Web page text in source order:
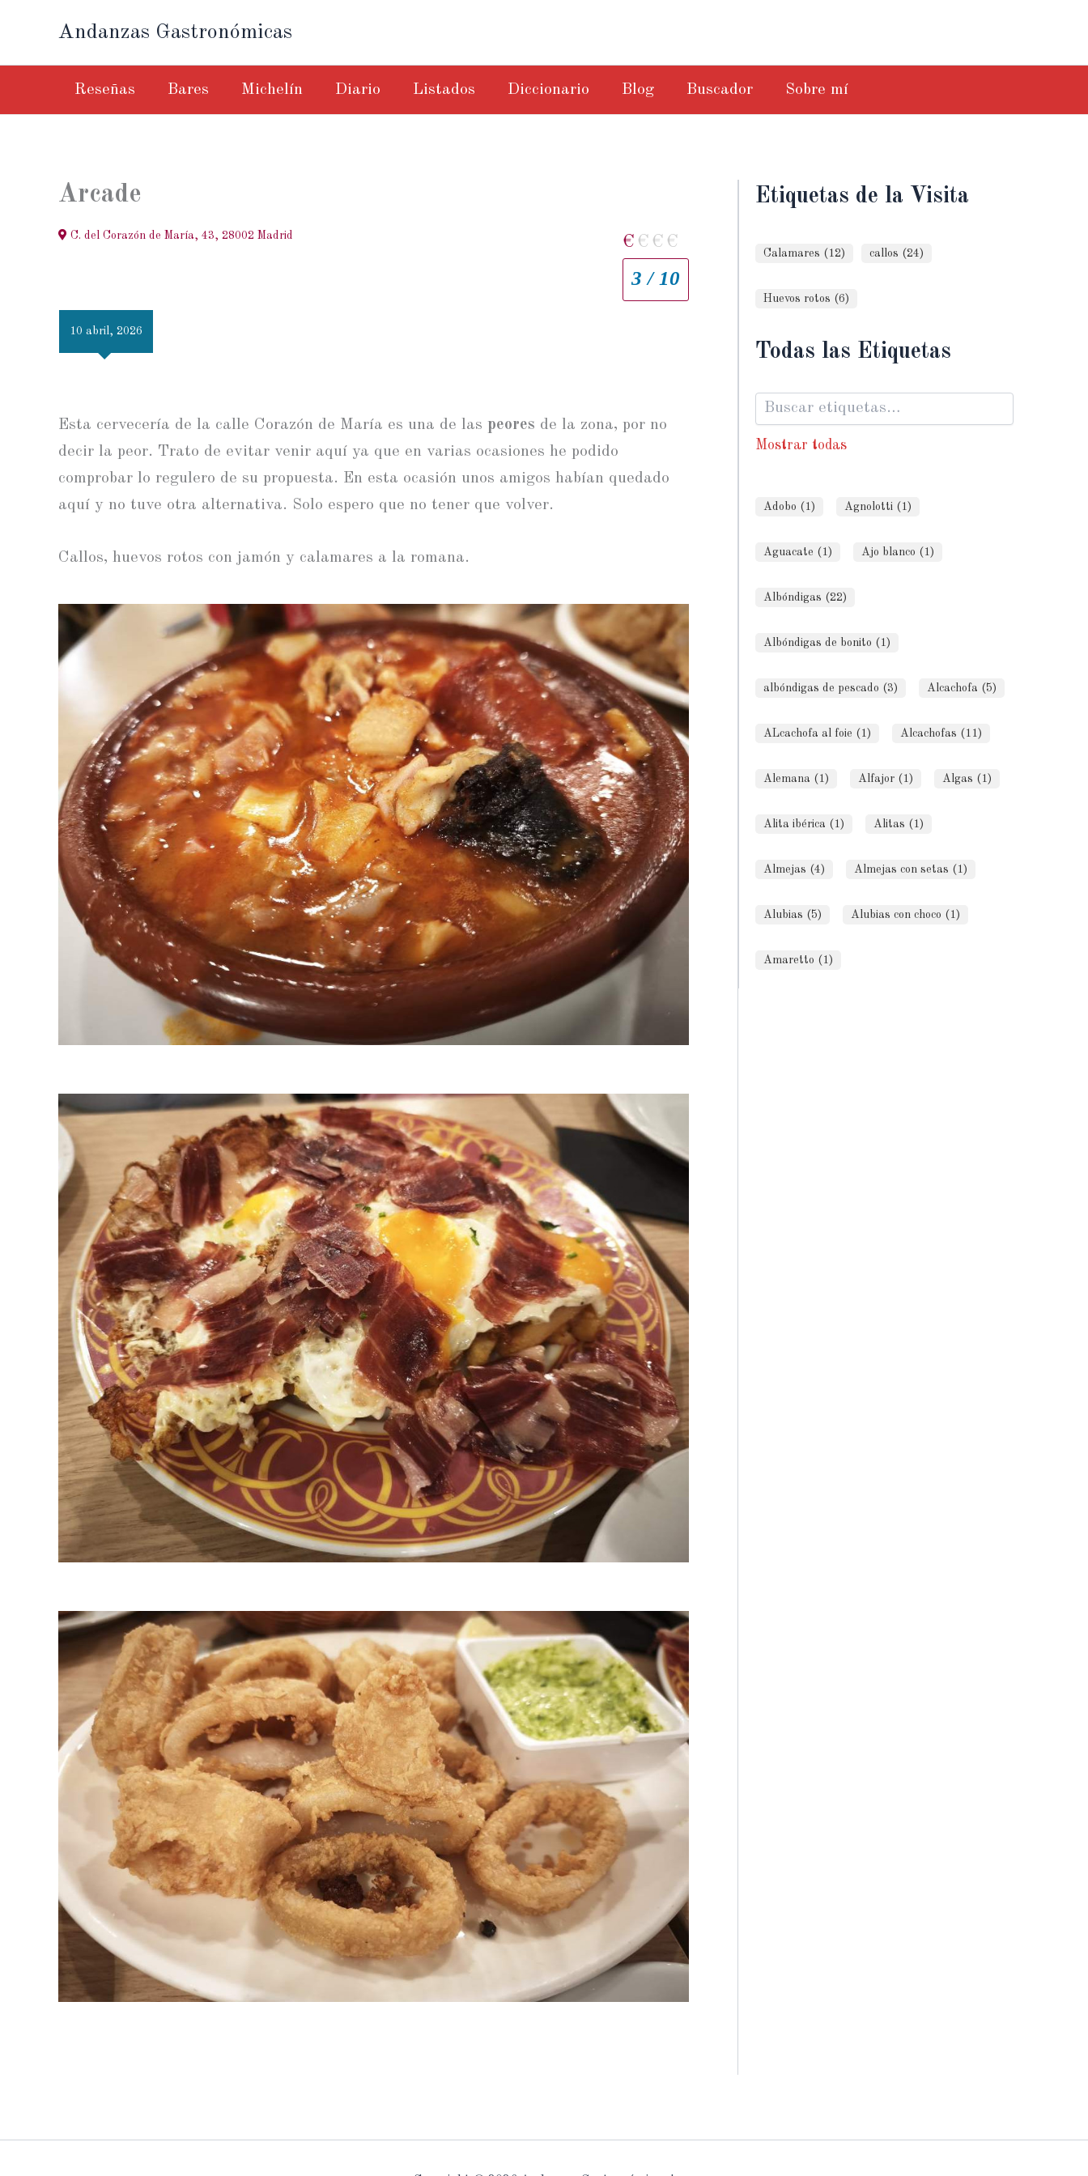
contenido
Andanzas Gastronómicas
Reseñas Bares Michelín Diario Listados Diccionario Blog Buscador Sobre mí
Arcade
C. del Corazón de María, 43, 28002 Madrid € € € €
3 / 10
10 abril, 2026
Esta cervecería de la calle Corazón de María es una de las peores de la zona, por no
decir la peor. Trato de evitar venir aquí ya que en varias ocasiones he podido
comprobar lo regulero de su propuesta. En esta ocasión unos amigos habían quedado
aquí y no tuve otra alternativa. Solo espero que no tener que volver.
Callos, huevos rotos con jamón y calamares a la romana.
Etiquetas de la Visita
Calamares (12) callos (24)
Huevos rotos (6)
Todas las Etiquetas
Mostrar todas
Adobo (1) Agnolotti (1)
Aguacate (1) Ajo blanco (1)
Albóndigas (22)
Albóndigas de bonito (1)
albóndigas de pescado (3) Alcachofa (5)
ALcachofa al foie (1) Alcachofas (11)
Alemana (1) Alfajor (1) Algas (1)
Alita ibérica (1) Alitas (1)
Almejas (4) Almejas con setas (1)
Alubias (5) Alubias con choco (1)
Amaretto (1)